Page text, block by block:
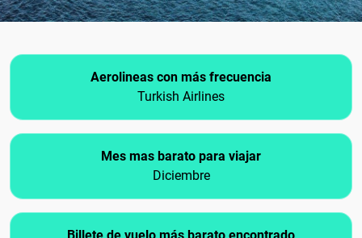
Aerolineas con más frecuencia
Turkish Airlines
Mes mas barato para viajar
Diciembre